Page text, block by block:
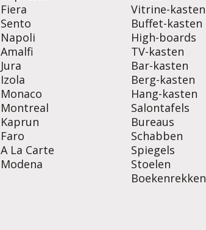
Fiera
Sento
Napoli
Amalfi
Jura
Izola
Monaco
Montreal
Kaprun
Faro
A La Carte
Modena
Vitrine-kasten
Buffet-kasten
High-boards
TV-kasten
Bar-kasten
Berg-kasten
Hang-kasten
Salontafels
Bureaus
Schabben
Spiegels
Stoelen
Boekenrekken